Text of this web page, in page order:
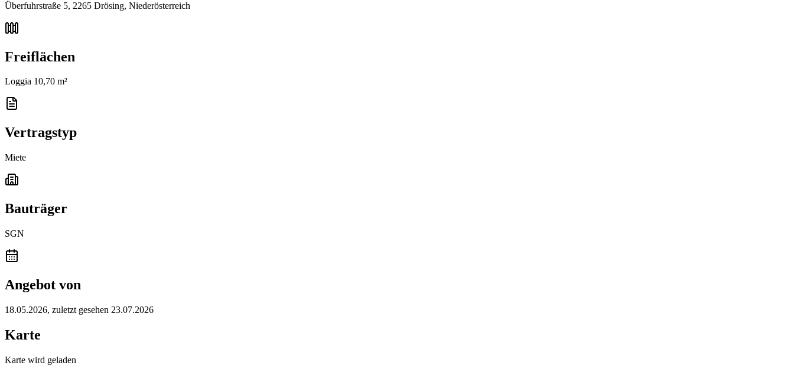
Überfuhrstraße 5, 2265 Drösing, Niederösterreich
Freiflächen
Loggia 10,70 m²
Vertragstyp
Miete
Bauträger
SGN
Angebot von
18.05.2026, zuletzt gesehen 23.07.2026
Karte
Karte wird geladen